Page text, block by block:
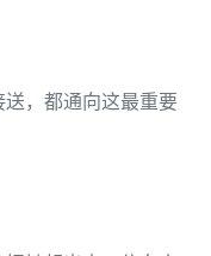
，都通向这最重要